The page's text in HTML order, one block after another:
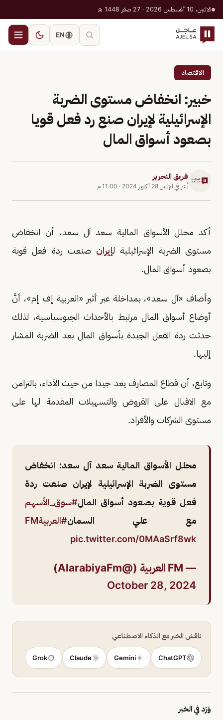
الاثنين، 10 أغسطس 2026 · 27 صفر 1448 هـ
EN
الاقتصاد
خبير: انخفاض مستوى الضربة
الإسرائيلية لإيران صنع رد فعل قويا
بصعود أسواق المال
فريق التحرير
نُشر في الإثنين 28 أكتوبر 2024 · 11:00 م
أكد محلل الأسواق المالية سعد آل سعد، أن انخفاض
مستوى الضربة الإسرائيلية لإيران صنعت ردة فعل قوية
بصعود أسواق المال.
وأضاف «آل سعد»، بمداخلة عبر أثير «العربية إف إم»، أنَّ
أوضاع أسواق المال مرتبط بالأحداث الجيوسياسية، لذلك
حدثت ردة الفعل الجيدة بأسواق المال بعد الضربة المشار
إليها.
وتابع، أن قطاع المصارف يعد جيدا من حيث الآداء، بالتزامن
مع الاقبال على القروض والتسهيلات المقدمة لها على
مستوى الشركات والأفراد.
محلل الأسواق المالية سعد آل سعد: انخفاض
مستوى الضربة الإسرائيلية لإيران صنعت ردة
فعل قوية بصعود أسواق المال#سوق_الأسهم
مع علي السمان#العربيةFM
pic.twitter.com/0MAaSrf8wk
— FM العربية (@AlarabiyaFm)
October 28, 2024
ناقش الخبر مع الذكاء الاصطناعي
ChatGPT
Gemini
Claude
Grok
وَرَد في الخبر